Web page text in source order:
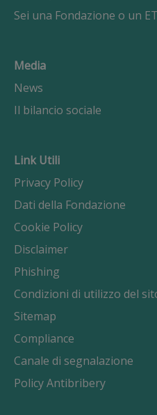
Sei una Fondazione o un
Media
News
Il bilancio sociale
Link Utili
Privacy Policy
Dati della Fondazione
Cookie Policy
Disclaimer
Phishing
Condizioni di utilizzo del
Sitemap
Compliance
Canale di segnalazione
Policy Antibribery